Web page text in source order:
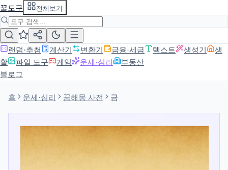
꿀도구 전체보기
랜덤·추첨 계산기 변환기 금융·세금 텍스트 생성기
생
활
파일 도구 게임 운세·심리
부동산
블로그
홈 운세·심리 꿈해몽 사전 금